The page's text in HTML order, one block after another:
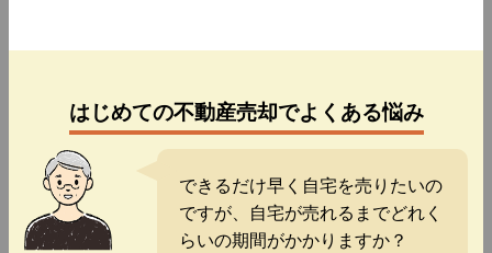
はじめての不動産売却でよくある悩み
できるだけ早く自宅を売りたいの
ですが、自宅が売れるまでどれく
らいの期間がかかりますか？